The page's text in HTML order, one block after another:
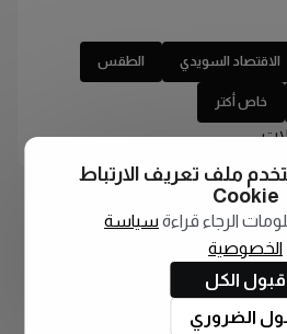
الاقتصاد السويدي الطقس
خاص أكتر
ملف تعريف الارتباط
Cookie
الرجاء قراءة سياسة
الخصوصية
قبول الكل
الضروري